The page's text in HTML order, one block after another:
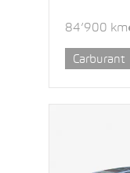
84’900 km
Carburant